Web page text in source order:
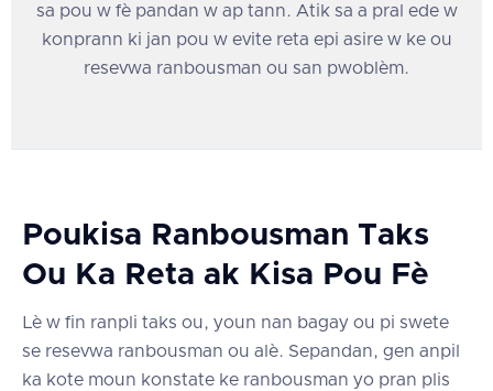
sa pou w fè pandan w ap tann. Atik sa a pral ede w
konprann ki jan pou w evite reta epi asire w ke ou
resevwa ranbousman ou san pwoblèm.
Poukisa Ranbousman Taks
Ou Ka Reta ak Kisa Pou Fè
Lè w fin ranpli taks ou, youn nan bagay ou pi swete
se resevwa ranbousman ou alè. Sepandan, gen anpil
ka kote moun konstate ke ranbousman yo pran plis